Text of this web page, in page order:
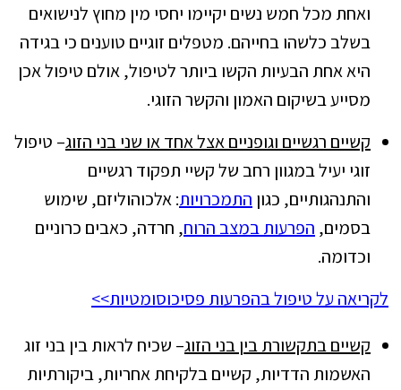
ואחת מכל חמש נשים יקיימו יחסי מין מחוץ לנישואים
בשלב כלשהו בחייהם. מטפלים זוגיים טוענים כי בגידה
היא אחת הבעיות הקשו ביותר לטיפול, אולם טיפול אכן
מסייע בשיקום האמון והקשר הזוגי.
קשיים רגשיים וגופניים אצל אחד או שני בני הזוג– טיפול
זוגי יעיל במגוון רחב של קשיי תפקוד רגשיים
והתנהגותיים, כגון התמכרויות: אלכוהוליזם, שימוש
בסמים, הפרעות במצב הרוח, חרדה, כאבים כרוניים
וכדומה.
לקריאה על טיפול בהפרעות פסיכוסומטיות>>
קשיים בתקשורת בין בני הזוג– שכיח לראות בין בני זוג
האשמות הדדיות, קשיים בלקיחת אחריות, ביקורתיות